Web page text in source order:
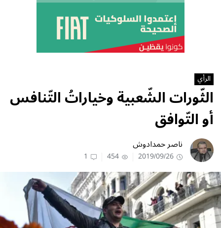
الرأي
الثّورات الشّعبية وخياراتُ التّنافس
أو التّوافق
ناصر حمدادوش
2019/09/26
454
1